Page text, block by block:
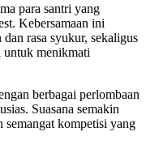
para santri yang
Kebersamaan ini
rasa syukur, sekaligus
untuk menikmati
berbagai perlombaan
Suasana semakin
semangat kompetisi yang